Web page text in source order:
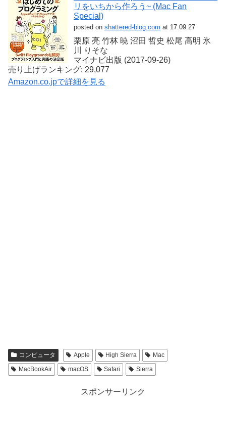
リをいちから作ろう~ (Mac Fan
Special)
posted on shattered-blog.com at 17.09.27
栗原 亮 竹林 暁 沼田 哲史 松尾 高明 氷
川 りそな
マイナビ出版 (2017-09-26)
売り上げランキング: 29,077
Amazon.co.jpで詳細を見る
コンピュータ Apple High Sierra
Mac
MacBookAir
macOS Safari Sierra
スポンサーリンク